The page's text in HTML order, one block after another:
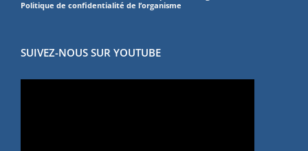
Politique de confidentialité de l’organisme
SUIVEZ-NOUS SUR YOUTUBE